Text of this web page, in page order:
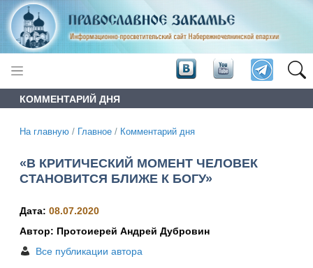
КОММЕНТАРИЙ ДНЯ
На главную / Главное / Комментарий дня
«В КРИТИЧЕСКИЙ МОМЕНТ ЧЕЛОВЕК
СТАНОВИТСЯ БЛИЖЕ К БОГУ»
Дата: 08.07.2020
Автор: Протоиерей Андрей Дубровин
Все публикации автора